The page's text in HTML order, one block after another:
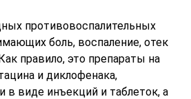
противовоспалительных
боль, воспаление, отек
правило, это препараты на
и диклофенака,
в виде инъекций и таблеток, а